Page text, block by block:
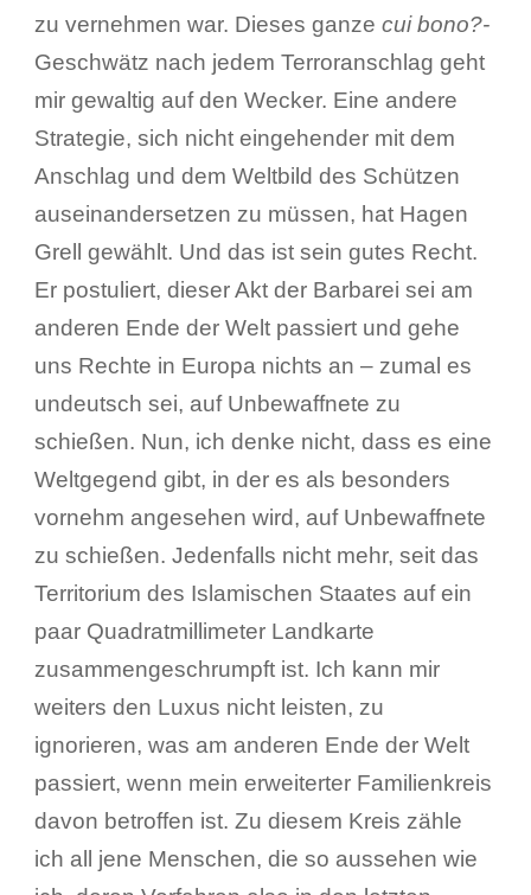
zu vernehmen war. Dieses ganze cui bono?-
Geschwätz nach jedem Terroranschlag geht
mir gewaltig auf den Wecker. Eine andere
Strategie, sich nicht eingehender mit dem
Anschlag und dem Weltbild des Schützen
auseinandersetzen zu müssen, hat Hagen
Grell gewählt. Und das ist sein gutes Recht.
Er postuliert, dieser Akt der Barbarei sei am
anderen Ende der Welt passiert und gehe
uns Rechte in Europa nichts an – zumal es
undeutsch sei, auf Unbewaffnete zu
schießen. Nun, ich denke nicht, dass es eine
Weltgegend gibt, in der es als besonders
vornehm angesehen wird, auf Unbewaffnete
zu schießen. Jedenfalls nicht mehr, seit das
Territorium des Islamischen Staates auf ein
paar Quadratmillimeter Landkarte
zusammengeschrumpft ist. Ich kann mir
weiters den Luxus nicht leisten, zu
ignorieren, was am anderen Ende der Welt
passiert, wenn mein erweiterter Familienkreis
davon betroffen ist. Zu diesem Kreis zähle
ich all jene Menschen, die so aussehen wie